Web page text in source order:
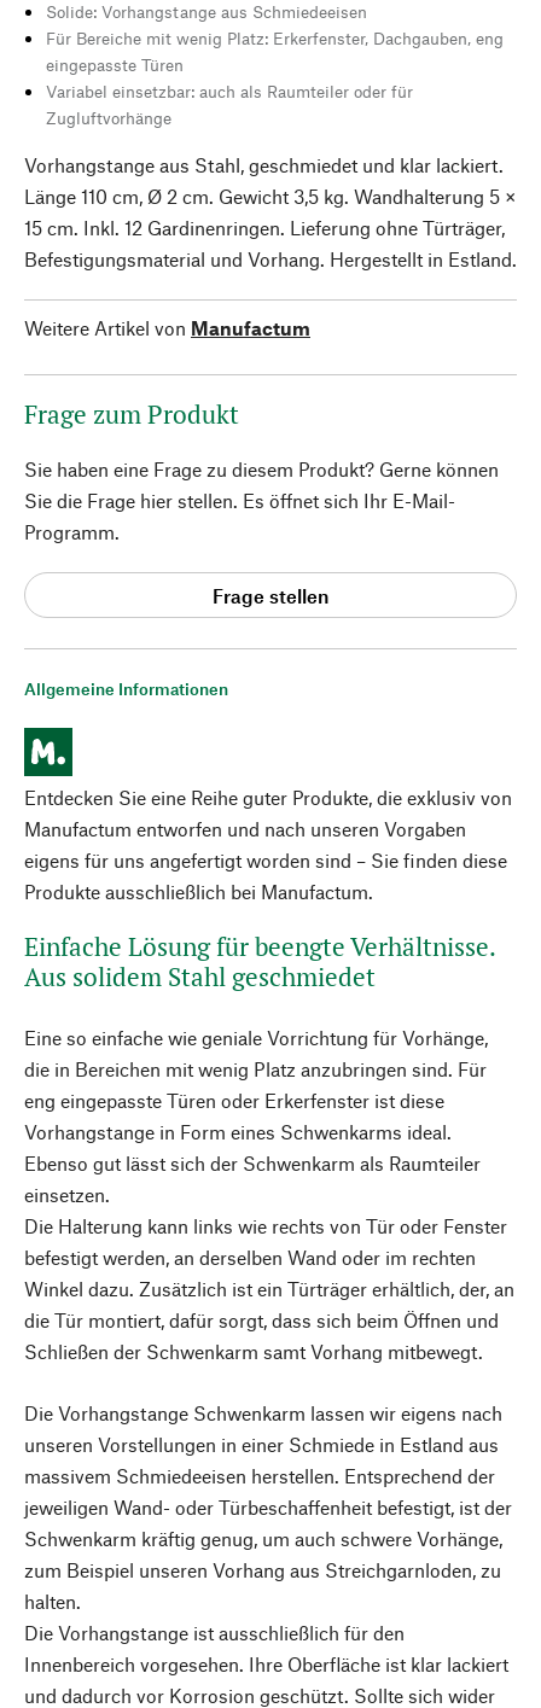
Allgemeine Informationen
Entdecken Sie eine Reihe guter Produkte, die exklusiv von
Manufactum entworfen und nach unseren Vorgaben
eigens für uns angefertigt worden sind – Sie finden diese
Produkte ausschließlich bei Manufactum.
Einfache Lösung für beengte Verhältnisse.
Aus solidem Stahl geschmiedet
Eine so einfache wie geniale Vorrichtung für Vorhänge,
die in Bereichen mit wenig Platz anzubringen sind. Für
eng eingepasste Türen oder Erkerfenster ist diese
Vorhangstange in Form eines Schwenkarms ideal.
Ebenso gut lässt sich der Schwenkarm als Raumteiler
einsetzen.
Die Halterung kann links wie rechts von Tür oder Fenster
befestigt werden, an derselben Wand oder im rechten
Winkel dazu. Zusätzlich ist ein Türträger erhältlich, der, an
die Tür montiert, dafür sorgt, dass sich beim Öffnen und
Schließen der Schwenkarm samt Vorhang mitbewegt.
Die Vorhangstange Schwenkarm lassen wir eigens nach
unseren Vorstellungen in einer Schmiede in Estland aus
massivem Schmiedeeisen herstellen. Entsprechend der
jeweiligen Wand- oder Türbeschaffenheit befestigt, ist der
Schwenkarm kräftig genug, um auch schwere Vorhänge,
zum Beispiel unseren Vorhang aus Streichgarnloden, zu
halten.
Die Vorhangstange ist ausschließlich für den
Innenbereich vorgesehen. Ihre Oberfläche ist klar lackiert
und dadurch vor Korrosion geschützt. Sollte sich wider
Solide: Vorhangstange aus Schmiedeeisen
Für Bereiche mit wenig Platz: Erkerfenster, Dachgauben, eng
eingepasste Türen
Variabel einsetzbar: auch als Raumteiler oder für
Zugluftvorhänge
Vorhangstange aus Stahl, geschmiedet und klar lackiert.
Länge 110 cm, Ø 2 cm. Gewicht 3,5 kg. Wandhalterung 5 ×
15 cm. Inkl. 12 Gardinenringen. Lieferung ohne Türträger,
Befestigungsmaterial und Vorhang. Hergestellt in Estland.
Weitere Artikel von Manufactum
Frage zum Produkt
Sie haben eine Frage zu diesem Produkt? Gerne können
Sie die Frage hier stellen. Es öffnet sich Ihr E-Mail-
Programm.
Frage stellen